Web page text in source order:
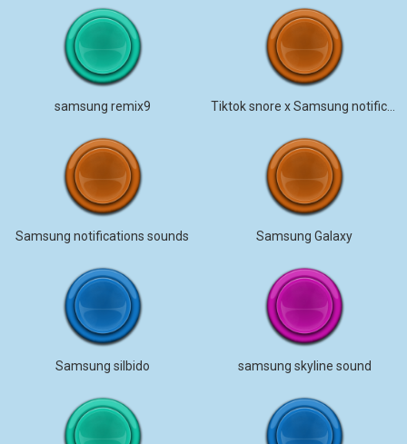
samsung remix9 Tiktok snore x Samsung notification!
Samsung notifications sounds Samsung Galaxy
Samsung silbido samsung skyline sound